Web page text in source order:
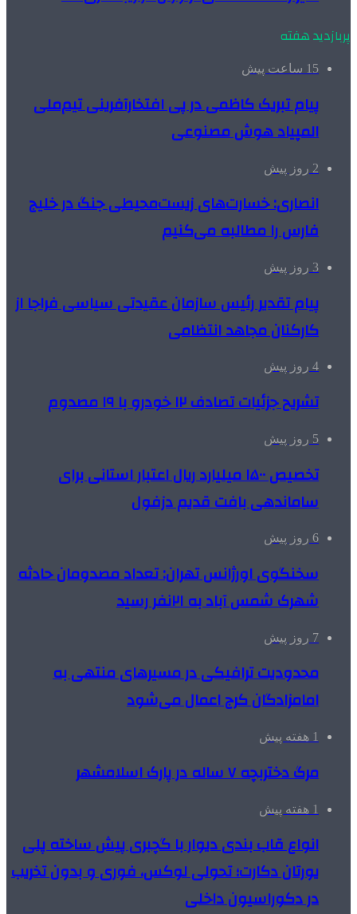
پربازدید هفته
15 ساعت پیش
پیام تبریک کاظمی در پی افتخارآفرینی تیم‌ملی
المپیاد هوش مصنوعی
2 روز پیش
انصاری: خسارت‌های زیست‌محیطی جنگ در خلیج
فارس را مطالبه‌ می‌کنیم
3 روز پیش
پیام تقدیر رئیس سازمان عقیدتی سیاسی فراجا از
کارکنان مجاهد انتظامی
4 روز پیش
تشریح جزئیات تصادف ۱۲ خودرو با ۱۹ مصدوم
5 روز پیش
تخصیص ۱۵۰۰ میلیارد ریال اعتبار استانی برای
ساماندهی بافت قدیم دزفول
6 روز پیش
سخنگوی اورژانس تهران: تعداد مصدومان حادثه
شهرک شمس آباد به ۲۱نفر رسید
7 روز پیش
محدودیت ترافیکی در مسیرهای منتهی به
امامزادگان کرج اعمال می‌شود
1 هفته پیش
مرگ دختربچه ۷ ساله در پارک اسلامشهر
1 هفته پیش
انواع قاب بندی دیوار با گچبری پیش ساخته پلی
یورتان دکارت؛ تحولی لوکس، فوری و بدون تخریب
در دکوراسیون داخلی